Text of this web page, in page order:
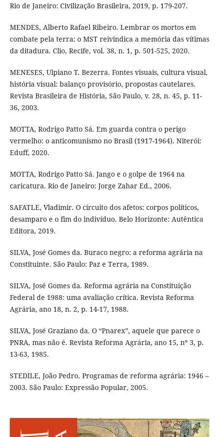
Rio de Janeiro: Civilização Brasileira, 2019, p. 179-207.
MENDES, Alberto Rafael Ribeiro. Lembrar os mortos em
combate pela terra: o MST reivindica a memória das vítimas
da ditadura. Clio, Recife, vol. 38, n. 1, p. 501-525, 2020.
MENESES, Ulpiano T. Bezerra. Fontes visuais, cultura visual,
história visual: balanço provisório, propostas cautelares.
Revista Brasileira de História, São Paulo, v. 28, n. 45, p. 11-
36, 2003.
MOTTA, Rodrigo Patto Sá. Em guarda contra o perigo
vermelho: o anticomunismo no Brasil (1917-1964). Niterói:
Eduff, 2020.
MOTTA, Rodrigo Patto Sá. Jango e o golpe de 1964 na
caricatura. Rio de Janeiro: Jorge Zahar Ed., 2006.
SAFATLE, Vladimir. O circuito dos afetos: corpos políticos,
desamparo e o fim do indivíduo. Belo Horizonte: Autêntica
Editora, 2019.
SILVA, José Gomes da. Buraco negro: a reforma agrária na
Constituinte. São Paulo: Paz e Terra, 1989.
SILVA, José Gomes da. Reforma agrária na Constituição
Federal de 1988: uma avaliação crítica. Revista Reforma
Agrária, ano 18, n. 2, p. 14-17, 1988.
SILVA, José Graziano da. O “Pnarex”, aquele que parece o
PNRA, mas não é. Revista Reforma Agrária, ano 15, nº 3, p.
13-63, 1985.
STEDILE, João Pedro. Programas de reforma agrária: 1946 –
2003. São Paulo: Expressão Popular, 2005.